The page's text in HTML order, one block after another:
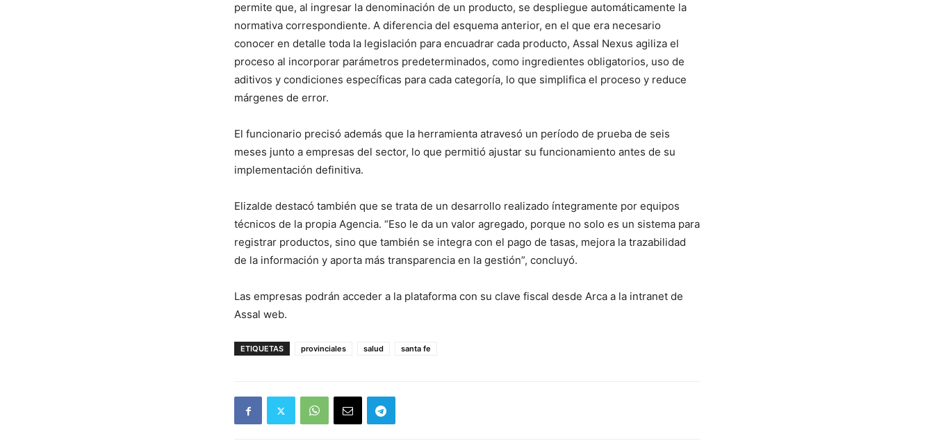
permite que, al ingresar la denominación de un producto, se despliegue automáticamente la
normativa correspondiente. A diferencia del esquema anterior, en el que era necesario
conocer en detalle toda la legislación para encuadrar cada producto, Assal Nexus agiliza el
proceso al incorporar parámetros predeterminados, como ingredientes obligatorios, uso de
aditivos y condiciones específicas para cada categoría, lo que simplifica el proceso y reduce
márgenes de error.
El funcionario precisó además que la herramienta atravesó un período de prueba de seis
meses junto a empresas del sector, lo que permitió ajustar su funcionamiento antes de su
implementación definitiva.
Elizalde destacó también que se trata de un desarrollo realizado íntegramente por equipos
técnicos de la propia Agencia. “Eso le da un valor agregado, porque no solo es un sistema para
registrar productos, sino que también se integra con el pago de tasas, mejora la trazabilidad
de la información y aporta más transparencia en la gestión”, concluyó.
Las empresas podrán acceder a la plataforma con su clave fiscal desde Arca a la intranet de
Assal web.
ETIQUETAS provinciales salud santa fe